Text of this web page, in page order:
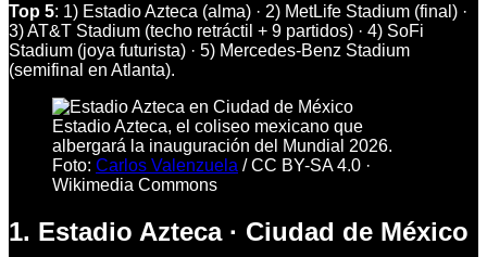
Top 5: 1) Estadio Azteca (alma) · 2) MetLife Stadium (final) ·
3) AT&T Stadium (techo retráctil + 9 partidos) · 4) SoFi
Stadium (joya futurista) · 5) Mercedes-Benz Stadium
(semifinal en Atlanta).
Estadio Azteca, el coliseo mexicano que
albergará la inauguración del Mundial 2026.
Foto: Carlos Valenzuela /CC BY-SA 4.0 ·
Wikimedia Commons
1. Estadio Azteca · Ciudad de México